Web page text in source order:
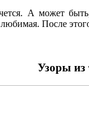
А может
После
Узоры из